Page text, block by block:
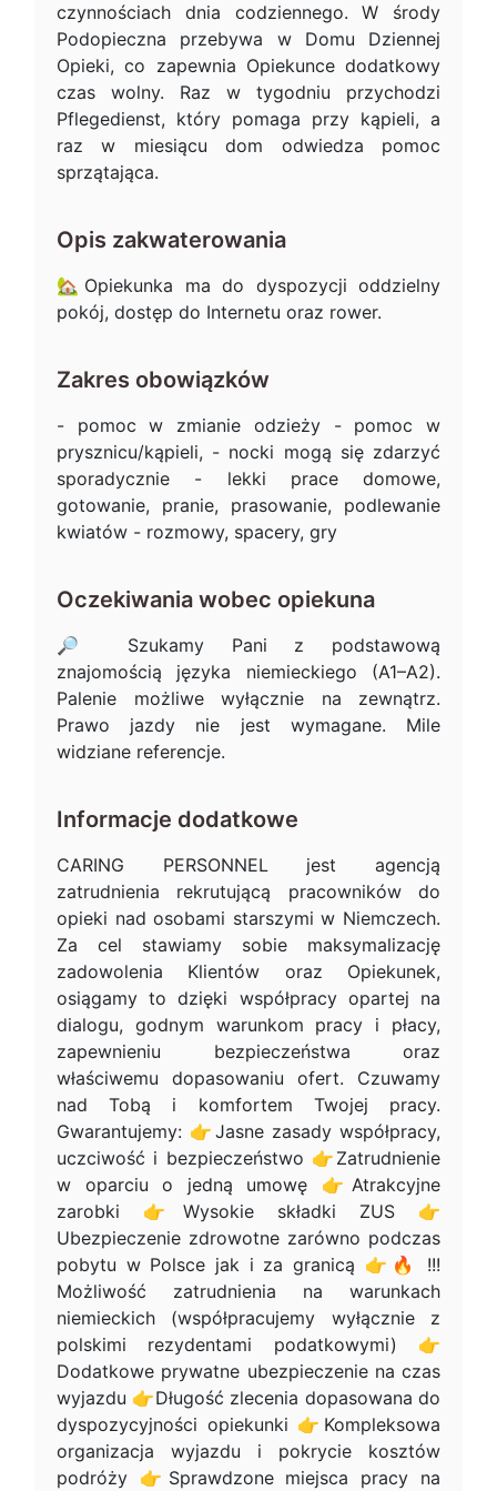
czynnościach dnia codziennego. W środy
Podopieczna przebywa w Domu Dziennej
Opieki, co zapewnia Opiekunce dodatkowy
czas wolny. Raz w tygodniu przychodzi
Pflegedienst, który pomaga przy kąpieli, a
raz w miesiącu dom odwiedza pomoc
sprzątająca.
Opis zakwaterowania
🏡Opiekunka ma do dyspozycji oddzielny
pokój, dostęp do Internetu oraz rower.
Zakres obowiązków
- pomoc w zmianie odzieży - pomoc w
prysznicu/kąpieli, - nocki mogą się zdarzyć
sporadycznie - lekki prace domowe,
gotowanie, pranie, prasowanie, podlewanie
kwiatów - rozmowy, spacery, gry
Oczekiwania wobec opiekuna
🔎 Szukamy Pani z podstawową
znajomością języka niemieckiego (A1–A2).
Palenie możliwe wyłącznie na zewnątrz.
Prawo jazdy nie jest wymagane. Mile
widziane referencje.
Informacje dodatkowe
CARING PERSONNEL jest agencją
zatrudnienia rekrutującą pracowników do
opieki nad osobami starszymi w Niemczech.
Za cel stawiamy sobie maksymalizację
zadowolenia Klientów oraz Opiekunek,
osiągamy to dzięki współpracy opartej na
dialogu, godnym warunkom pracy i płacy,
zapewnieniu bezpieczeństwa oraz
właściwemu dopasowaniu ofert. Czuwamy
nad Tobą i komfortem Twojej pracy.
Gwarantujemy: 👉Jasne zasady współpracy,
uczciwość i bezpieczeństwo 👉Zatrudnienie
w oparciu o jedną umowę 👉Atrakcyjne
zarobki 👉Wysokie składki ZUS 👉
Ubezpieczenie zdrowotne zarówno podczas
pobytu w Polsce jak i za granicą 👉🔥 !!!
Możliwość zatrudnienia na warunkach
niemieckich (współpracujemy wyłącznie z
polskimi rezydentami podatkowymi) 👉
Dodatkowe prywatne ubezpieczenie na czas
wyjazdu 👉Długość zlecenia dopasowana do
dyspozycyjności opiekunki 👉Kompleksowa
organizacja wyjazdu i pokrycie kosztów
podróży 👉Sprawdzone miejsca pracy na